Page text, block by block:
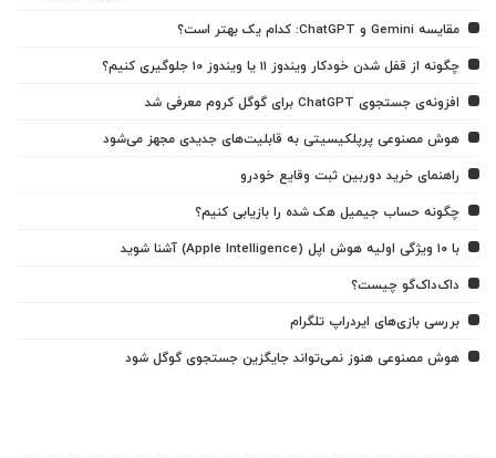
مقایسه Gemini و ChatGPT: کدام یک بهتر است؟
چگونه از قفل شدن خودکار ویندوز 11 یا ویندوز 10 جلوگیری کنیم؟
افزونه‌ی جستجوی ChatGPT برای گوگل کروم معرفی شد
هوش مصنوعی پرپلکیسیتی به قابلیت‌های جدیدی مجهز می‌شود
راهنمای خرید دوربین ثبت وقایع خودرو
چگونه حساب جیمیل هک شده را بازیابی کنیم؟
با ۱۰ ویژگی اولیه هوش اپل (Apple Intelligence) آشنا شوید
داک‌داک‌گو چیست؟
بررسی بازی‌های ایردراپ تلگرام
هوش مصنوعی هنوز نمی‌تواند جایگزین جستجوی گوگل شود